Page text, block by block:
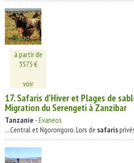
à partir de
3575 €
voir
17.Safaris d'Hiver et Plages de
Migration du Serengeti à Zanzibar
Tanzanie -Evaneos
... Central et Ngorongoro. Lors de safaris